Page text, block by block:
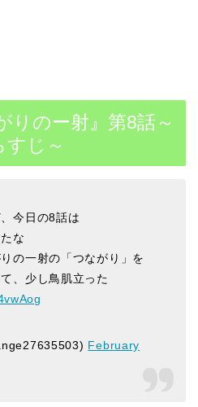
りのー射』第8話～
すじ～
今日の8話は
な
の一射の「つながり」を
、少し鳥肌立った
February